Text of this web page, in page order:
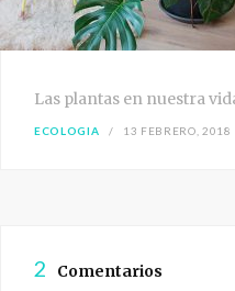
Las plantas en nuestra
ECOLOGIA 13 FEBRERO, 2018
2 Comentarios